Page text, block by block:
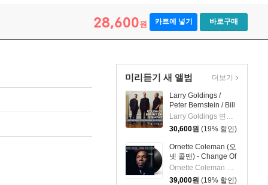
28,600원 카트에 넣기 바로구매
미리듣기 새 앨범
Larry Goldings /
Peter Bernstein / Bill
Stewart (래리 골딩스
/ 피터 번스타인 / 빌
스튜어트) - Rhombus
Larry Goldings 연주 외 2명
30,600원 (19% 할인)
Ornette Coleman (오
넷 콜맨) - Change Of
The Century [LP] Ornette Coleman 연주
39,000원 (19% 할인)
더보기